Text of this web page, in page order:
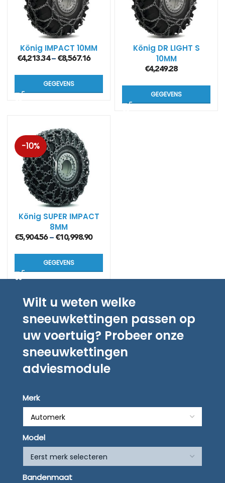
König IMPACT 10MM
€4,213.34– €8,567.16
GEGEVENS
König DR LIGHT S
10MM
€4,249.28
GEGEVENS
-10%
König SUPER IMPACT
8MM
€5,904.56– €10,998.90
GEGEVENS
Wilt u weten welke
sneeuwkettingen passen op
uw voertuig? Probeer onze
sneeuwkettingen
adviesmodule
Merk
Model
Bandenmaat